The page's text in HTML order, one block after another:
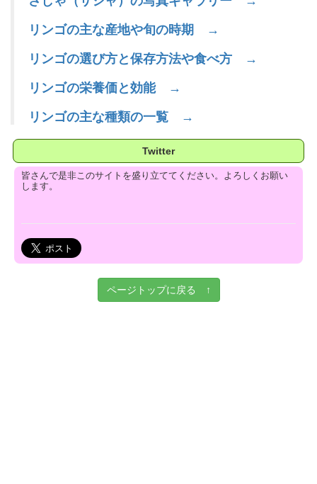
リンゴの主な産地や旬の時期 →
リンゴの選び方と保存方法や食べ方 →
リンゴの栄養価と効能 →
リンゴの主な種類の一覧 →
Twitter
皆さんで是非このサイトを盛り立ててください。よろしくお願い
します。
ページトップに戻る ↑